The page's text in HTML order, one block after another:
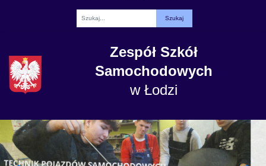
Zespół Szkół
Samochodowych
w Łodzi